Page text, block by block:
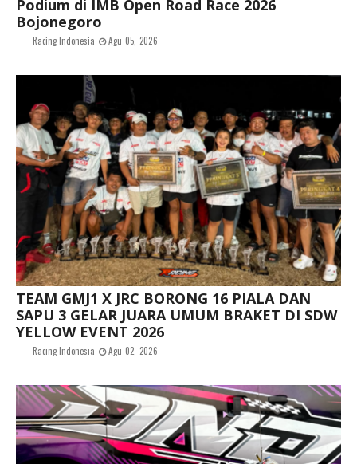
Podium di IMB Open Road Race 2026
Bojonegoro
Racing Indonesia Agu 05, 2026
TEAM GMJ1 X JRC BORONG 16 PIALA DAN
SAPU 3 GELAR JUARA UMUM BRAKET DI SDW
YELLOW EVENT 2026
Racing Indonesia Agu 02, 2026